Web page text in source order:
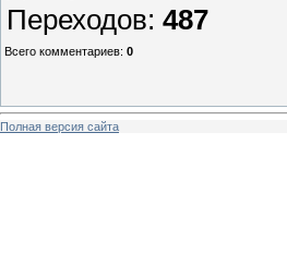
Переходов: 487
Всего комментариев: 0
Полная версия сайта